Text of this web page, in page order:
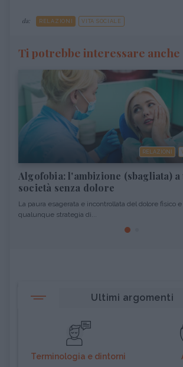
da: RELAZIONI VITA SOCIALE
Ti potrebbe interessare anche
RELAZIONI
Algofobia: l'ambizione (sbagliata) a
società senza dolore
La paura esagerata e incontrollata del dolore fisico e
qualunque strategia di...
Ultimi argomenti
Terminologia e dintorni